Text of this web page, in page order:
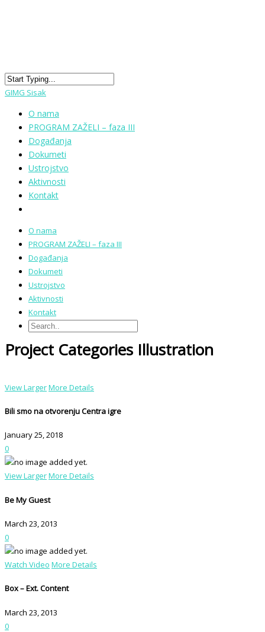
GIMG Sisak
O nama
PROGRAM ZAŽELI – faza III
Događanja
Dokumeti
Ustrojstvo
Aktivnosti
Kontakt
O nama
PROGRAM ZAŽELI – faza III
Događanja
Dokumeti
Ustrojstvo
Aktivnosti
Kontakt
Project Categories Illustration
View LargerMore Details
Bili smo na otvorenju Centra igre
January 25, 2018
0
View LargerMore Details
Be My Guest
March 23, 2013
0
Watch Video More Details
Box – Ext. Content
March 23, 2013
0